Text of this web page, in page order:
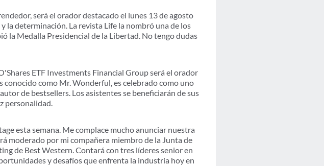
será el orador destacado el lunes 13 de agosto
la determinación. La revista Life la nombró una de los
la Medalla Presidencial de la Libertad. No tengo dudas
ETF Investments Financial Group será el orador
conocido como Mr. Wonderful, es celebrado como uno
de bestsellers. Los asistentes se beneficiarán de sus
personalidad.
esta semana. Me complace mucho anunciar nuestra
moderado por mi compañera miembro de la Junta de
de Best Western. Contará con tres líderes senior en
y desafíos que enfrenta la industria hoy en